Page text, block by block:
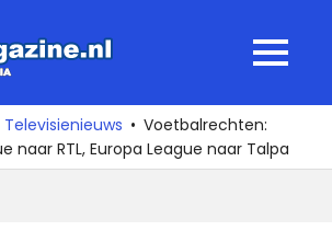
MENU
Televisienieuws
Voetbalrechten:
naar RTL, Europa League naar Talpa